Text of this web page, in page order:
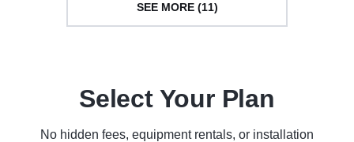
SEE MORE (11)
Select Your Plan
No hidden fees, equipment rentals, or installation